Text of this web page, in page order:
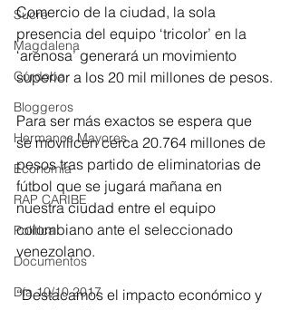
Sucre
Magdalena
Córdoba
Bloggeros
Hermanos Mayores
Economía
RAP CARIBE
Política
Documentos
Día 10/10 2017
Comercio de la ciudad, la sola
presencia del equipo ‘tricolor’ en la
‘arenosa’ generará un movimiento
superior a los 20 mil millones de pesos.
Para ser más exactos se espera que
se movilicen cerca 20.764 millones de
pesos tras partido de eliminatorias de
fútbol que se jugará mañana en
nuestra ciudad entre el equipo
colombiano ante el seleccionado
venezolano.
“Destacamos el impacto económico y